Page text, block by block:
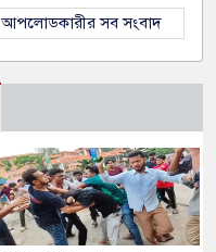
আপলোডকারীর সব সংবাদ